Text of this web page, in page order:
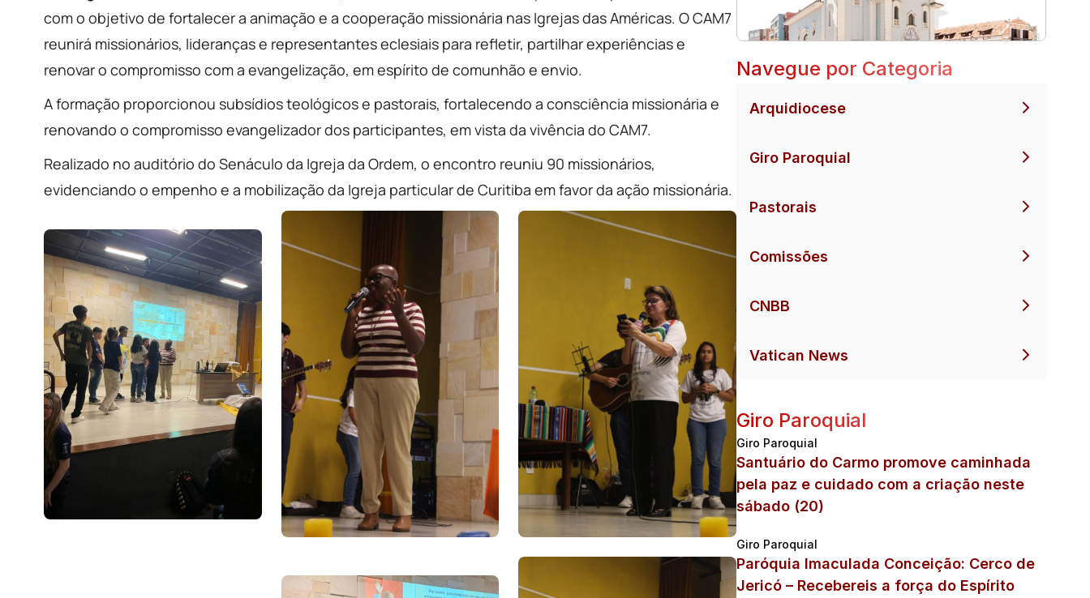
com o objetivo de fortalecer a animação e a cooperação missionária nas Igrejas das Américas. O CAM7
reunirá missionários, lideranças e representantes eclesiais para refletir, partilhar experiências e
renovar o compromisso com a evangelização, em espírito de comunhão e envio.
A formação proporcionou subsídios teológicos e pastorais, fortalecendo a consciência missionária e
renovando o compromisso evangelizador dos participantes, em vista da vivência do CAM7.
Realizado no auditório do Senáculo da Igreja da Ordem, o encontro reuniu 90 missionários,
evidenciando o empenho e a mobilização da Igreja particular de Curitiba em favor da ação missionária.
Navegue por Categoria
Arquidiocese
Giro Paroquial
Pastorais
Comissões
CNBB
Vatican News
Giro Paroquial
Giro Paroquial
Santuário do Carmo promove caminhada
pela paz e cuidado com a criação neste
sábado (20)
Giro Paroquial
Paróquia Imaculada Conceição: Cerco de
Jericó – Recebereis a força do Espírito